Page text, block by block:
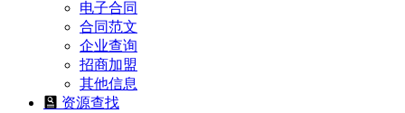
电子合同
合同范文
企业查询
招商加盟
其他信息
资源查找